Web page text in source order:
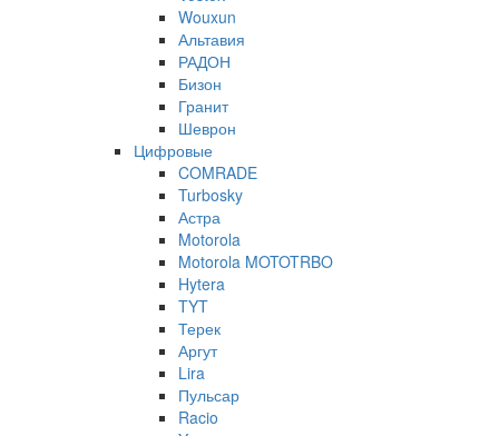
Wouxun
Альтавия
РАДОН
Бизон
Гранит
Шеврон
Цифровые
COMRADE
Turbosky
Астра
Motorola
Motorola MOTOTRBO
Hytera
TYT
Терек
Аргут
Lira
Пульсар
Racio